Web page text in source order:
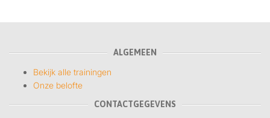
ALGEMEEN
Bekijk alle trainingen
Onze belofte
CONTACTGEGEVENS